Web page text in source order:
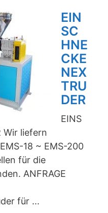
EIN
SC
HNE
CKE
NEX
TRU
DER
EINS
Wir liefern
18 ~ EMS-200
für die
ANFRAGE
für ...